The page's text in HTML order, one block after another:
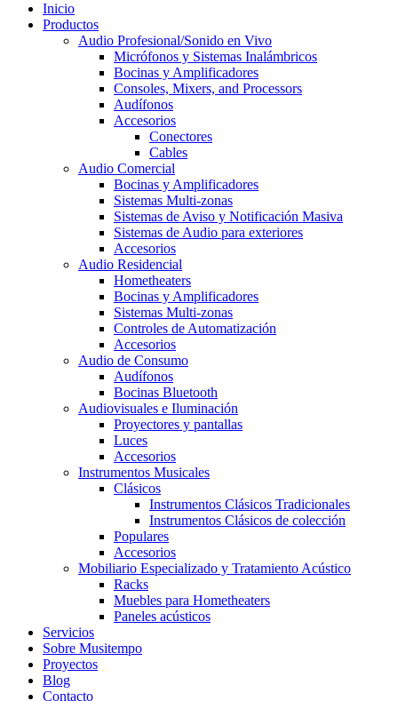
Inicio
Productos
Audio Profesional/Sonido en Vivo
Micrófonos y Sistemas Inalámbricos
Bocinas y Amplificadores
Consoles, Mixers, and Processors
Audífonos
Accesorios
Conectores
Cables
Audio Comercial
Bocinas y Amplificadores
Sistemas Multi-zonas
Sistemas de Aviso y Notificación Masiva
Sistemas de Audio para exteriores
Accesorios
Audio Residencial
Hometheaters
Bocinas y Amplificadores
Sistemas Multi-zonas
Controles de Automatización
Accesorios
Audio de Consumo
Audífonos
Bocinas Bluetooth
Audiovisuales e Iluminación
Proyectores y pantallas
Luces
Accesorios
Instrumentos Musicales
Clásicos
Instrumentos Clásicos Tradicionales
Instrumentos Clásicos de colección
Populares
Accesorios
Mobiliario Especializado y Tratamiento Acústico
Racks
Muebles para Hometheaters
Paneles acústicos
Servicios
Sobre Musitempo
Proyectos
Blog
Contacto